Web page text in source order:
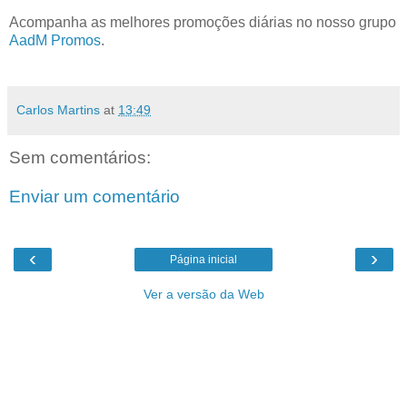
Acompanha as melhores promoções diárias no nosso grupo
AadM Promos.
Carlos Martins at 13:49
Sem comentários:
Enviar um comentário
‹ ›
Página inicial
Ver a versão da Web